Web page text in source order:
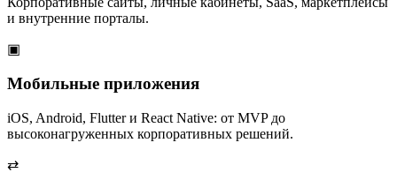
и внутренние порталы.
▣
Мобильные приложения
iOS, Android, Flutter и React Native: от MVP до
высоконагруженных корпоративных решений.
⇄